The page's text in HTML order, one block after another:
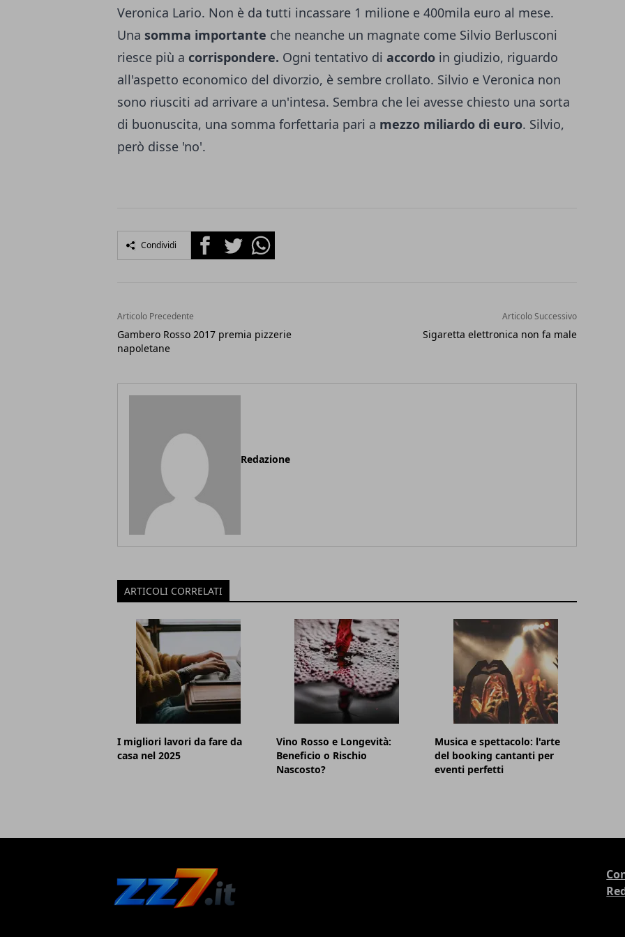
Veronica Lario. Non è da tutti incassare 1 milione e 400mila euro al mese.
Una somma importante che neanche un magnate come Silvio Berlusconi
riesce più a corrispondere. Ogni tentativo di accordo in giudizio, riguardo
all'aspetto economico del divorzio, è sembre crollato. Silvio e Veronica non
sono riusciti ad arrivare a un'intesa. Sembra che lei avesse chiesto una sorta
di buonuscita, una somma forfettaria pari a mezzo miliardo di euro. Silvio,
però disse 'no'.
Condividi FacebookTwitterWhatsapp
Articolo Precedente
Gambero Rosso 2017 premia pizzerie
napoletane
Articolo Successivo
Sigaretta elettronica non fa male
Redazione
ARTICOLI CORRELATI
I migliori lavori da fare da
casa nel 2025
Vino Rosso e Longevità:
Beneficio o Rischio
Nascosto?
Musica e spettacolo: l'arte
del booking cantanti per
eventi perfetti